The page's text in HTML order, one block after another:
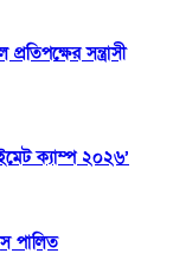
সন্ত্রাসী
ক্যাম্প ২০২৬’
পালিত